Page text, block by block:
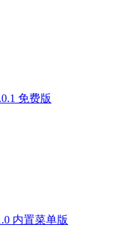
免费版
内置菜单版